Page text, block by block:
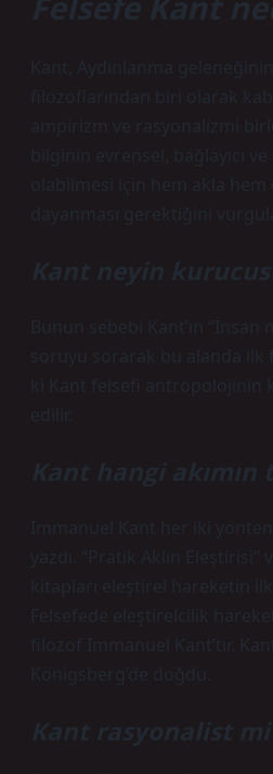
Kant, Aydınlanma
filozoflarından biri olarak
ampirizm ve rasyonalizmi
bilginin evrensel, bağlayıcı
olabilmesi için hem akla
dayanması gerektiğini
Kant neyin
Bunun sebebi Kant’ın “İnsan
soruyu sorarak bu alanda
ki Kant felsefi antropolojinin
edilir.
Kant hangi akımın
Immanuel Kant her iki
yazdı. “Pratik Aklın Eleştirisi”
kitapları eleştirel hareketin ilk
Felsefede eleştirelcilik
filozof Immanuel Kant’tır.
Königsberg’de doğdu.
Kant rasyonalist